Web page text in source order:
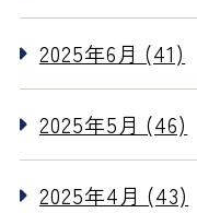
2025年6月 (41)
2025年5月 (46)
2025年4月 (43)